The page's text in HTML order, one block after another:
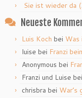
Sie ist wieder da
Neueste
Luis Koch bei Was
luise bei Franzi
Anonymous bei
Franzi und Luise bei
chrisbra bei